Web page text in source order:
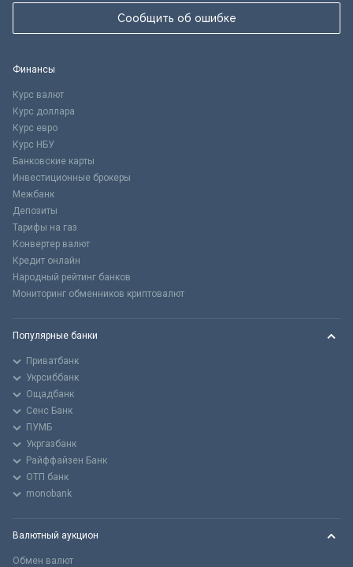
Сообщить об ошибке
Финансы
Курс валют
Курс доллара
Курс евро
Курс НБУ
Банковские карты
Инвестиционные брокеры
Межбанк
Депозиты
Тарифы на газ
Конвертер валют
Кредит онлайн
Народный рейтинг банков
Мониторинг обменников криптовалют
Популярные банки
Приватбанк
Укрсиббанк
Ощадбанк
Сенс Банк
ПУМБ
Укргазбанк
Райффайзен Банк
ОТП банк
monobank
Валютный аукцион
Обмен валют